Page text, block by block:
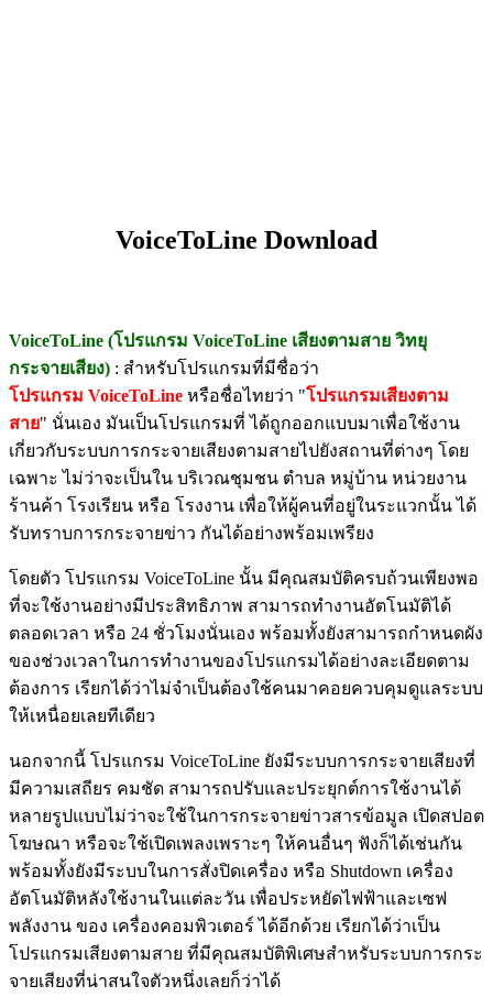
VoiceToLine Download
VoiceToLine (โปรแกรม VoiceToLine เสียงตามสาย วิทยุ
กระจายเสียง) : สำหรับโปรแกรมที่มีชื่อว่า
โปรแกรม VoiceToLine หรือชื่อไทยว่า "โปรแกรมเสียงตาม
สาย" นั่นเอง มันเป็นโปรแกรมที่ ได้ถูกออกแบบมาเพื่อใช้งาน
เกี่ยวกับระบบการกระจายเสียงตามสายไปยังสถานที่ต่างๆ โดย
เฉพาะ ไม่ว่าจะเป็นใน บริเวณชุมชน ตำบล หมู่บ้าน หน่วยงาน
ร้านค้า โรงเรียน หรือ โรงงาน เพื่อให้ผู้คนที่อยู่ในระแวกนั้น ได้
รับทราบการกระจายข่าว กันได้อย่างพร้อมเพรียง
โดยตัว โปรแกรม VoiceToLine นั้น มีคุณสมบัติครบถ้วนเพียงพอ
ที่จะใช้งานอย่างมีประสิทธิภาพ สามารถทำงานอัตโนมัติได้
ตลอดเวลา หรือ 24 ชั่วโมงนั่นเอง พร้อมทั้งยังสามารถกำหนดผัง
ของช่วงเวลาในการทำงานของโปรแกรมได้อย่างละเอียดตาม
ต้องการ เรียกได้ว่าไม่จำเป็นต้องใช้คนมาคอยควบคุมดูแลระบบ
ให้เหนื่อยเลยทีเดียว
นอกจากนี้ โปรแกรม VoiceToLine ยังมีระบบการกระจายเสียงที่
มีความเสถียร คมชัด สามารถปรับและประยุกต์การใช้งานได้
หลายรูปแบบไม่ว่าจะใช้ในการกระจายข่าวสารข้อมูล เปิดสปอต
โฆษณา หรือจะใช้เปิดเพลงเพราะๆ ให้คนอื่นๆ ฟังก็ได้เช่นกัน
พร้อมทั้งยังมีระบบในการสั่งปิดเครื่อง หรือ Shutdown เครื่อง
อัตโนมัติหลังใช้งานในแต่ละวัน เพื่อประหยัดไฟฟ้าและเซฟ
พลังงาน ของ เครื่องคอมพิวเตอร์ ได้อีกด้วย เรียกได้ว่าเป็น
โปรแกรมเสียงตามสาย ที่มีคุณสมบัติพิเศษสำหรับระบบการกระ
จายเสียงที่น่าสนใจตัวหนึ่งเลยก็ว่าได้